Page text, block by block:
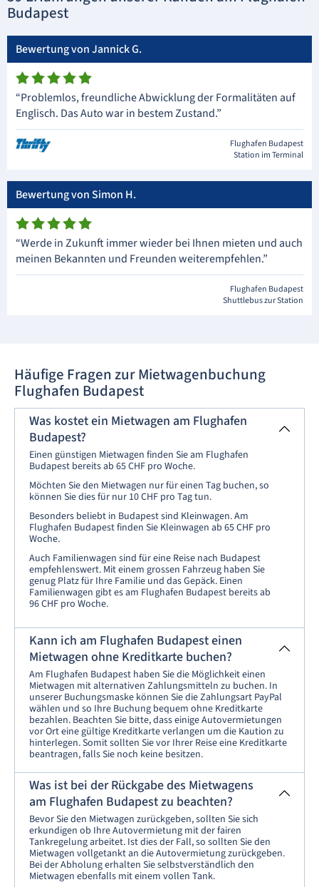
Budapest
Bewertung von Jannick G.
“Problemlos, freundliche Abwicklung der Formalitäten auf
Englisch. Das Auto war in bestem Zustand.”
Flughafen Budapest
Station im Terminal
Bewertung von Simon H.
“Werde in Zukunft immer wieder bei Ihnen mieten und auch
meinen Bekannten und Freunden weiterempfehlen.”
Flughafen Budapest
Shuttlebus zur Station
Häufige Fragen zur Mietwagenbuchung
Flughafen Budapest
Was kostet ein Mietwagen am Flughafen
Budapest?
Einen günstigen Mietwagen finden Sie am Flughafen
Budapest bereits ab 65 CHF pro Woche.
Möchten Sie den Mietwagen nur für einen Tag buchen, so
können Sie dies für nur 10 CHF pro Tag tun.
Besonders beliebt in Budapest sind Kleinwagen. Am
Flughafen Budapest finden Sie Kleinwagen ab 65 CHF pro
Woche.
Auch Familienwagen sind für eine Reise nach Budapest
empfehlenswert. Mit einem grossen Fahrzeug haben Sie
genug Platz für Ihre Familie und das Gepäck. Einen
Familienwagen gibt es am Flughafen Budapest bereits ab
96 CHF pro Woche.
Kann ich am Flughafen Budapest einen
Mietwagen ohne Kreditkarte buchen?
Am Flughafen Budapest haben Sie die Möglichkeit einen
Mietwagen mit alternativen Zahlungsmitteln zu buchen. In
unserer Buchungsmaske können Sie die Zahlungsart PayPal
wählen und so Ihre Buchung bequem ohne Kreditkarte
bezahlen. Beachten Sie bitte, dass einige Autovermietungen
vor Ort eine gültige Kreditkarte verlangen um die Kaution zu
hinterlegen. Somit sollten Sie vor Ihrer Reise eine Kreditkarte
beantragen, falls Sie noch keine besitzen.
Was ist bei der Rückgabe des Mietwagens
am Flughafen Budapest zu beachten?
Bevor Sie den Mietwagen zurückgeben, sollten Sie sich
erkundigen ob Ihre Autovermietung mit der fairen
Tankregelung arbeitet. Ist dies der Fall, so sollten Sie den
Mietwagen vollgetankt an die Autovermietung zurückgeben.
Bei der Abholung erhalten Sie selbstverständlich den
Mietwagen ebenfalls mit einem vollen Tank.